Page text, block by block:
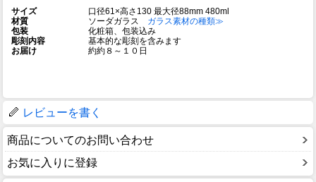
サイズ
口径61×高さ130 最大径88mm 480ml
材質
ソーダガラス ガラス素材の種類≫
包装
化粧箱、包装込み
彫刻内容
基本的な彫刻を含みます
お届け
約約８～１０日
レビューを書く
商品についてのお問い合わせ
お気に入りに登録